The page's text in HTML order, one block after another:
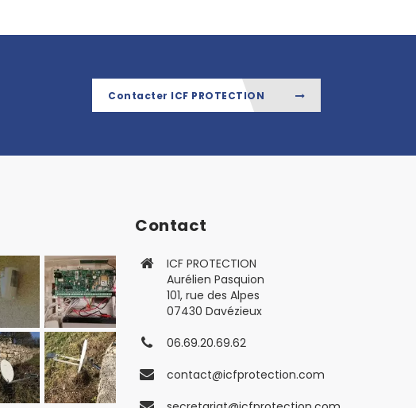
Contacter ICF PROTECTION
Contact
ICF PROTECTION
Aurélien Pasquion
101, rue des Alpes
07430 Davézieux
06.69.20.69.62
contact@icfprotection.com